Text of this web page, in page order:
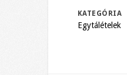
KATEGÓRIA
Egytálételek